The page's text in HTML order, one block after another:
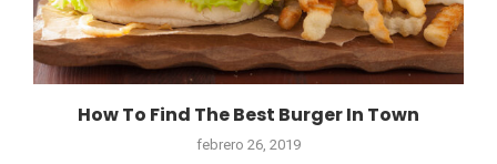
How To Find The Best Burger In Town
febrero 26, 2019